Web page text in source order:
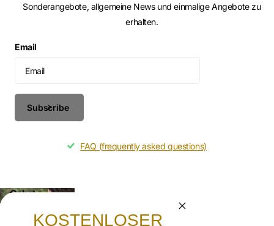
Sonderangebote, allgemeine News und einmalige Angebote zu
erhalten.
Email
Subscribe
FAQ (frequently asked questions)
Gebet
Lasst uns beten, dass die frohe Botschaft von
KOSTENLOSER